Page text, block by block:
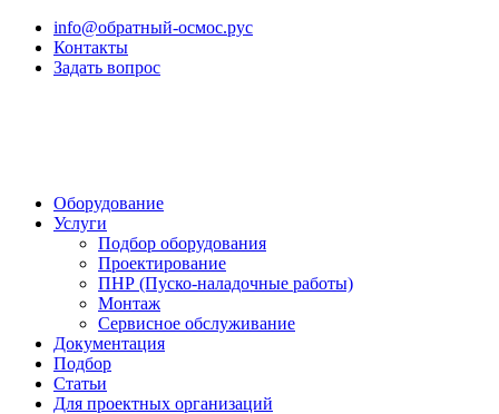
info@обратный-осмос.рус
Контакты
Задать вопрос
Оборудование
Услуги
Подбор оборудования
Проектирование
ПНР (Пуско-наладочные работы)
Монтаж
Сервисное обслуживание
Документация
Подбор
Статьи
Для проектных организаций